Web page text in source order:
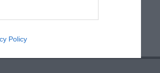
Policy